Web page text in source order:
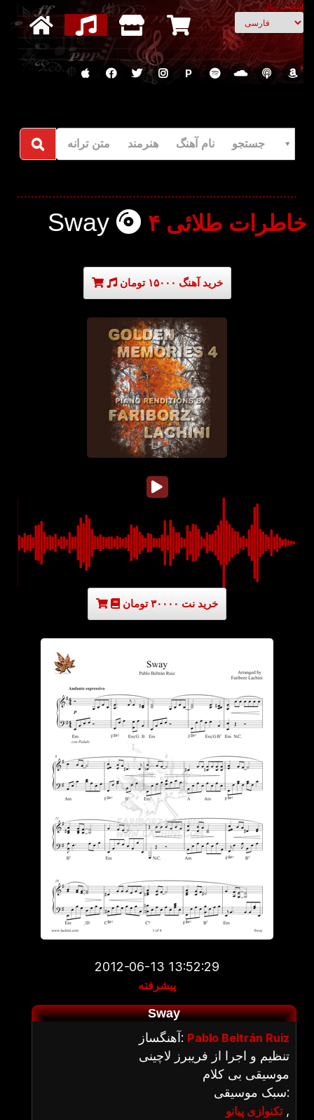
انتخاب زبان
P
جستجو نام آهنگ هنرمند متن ترانه
Sway خاطرات طلائی ۴
خرید آهنگ ۱۵۰۰۰ تومان
خرید نت ۳۰۰۰۰ تومان
2012-06-13 13:52:29
پیشرفته
Sway
آهنگساز: Pablo Beltrán Ruiz
تنظیم و اجرا از فریبرز لاچینی
موسیقی بی کلام
سبک موسیقی:
تکنوازی پیانو,